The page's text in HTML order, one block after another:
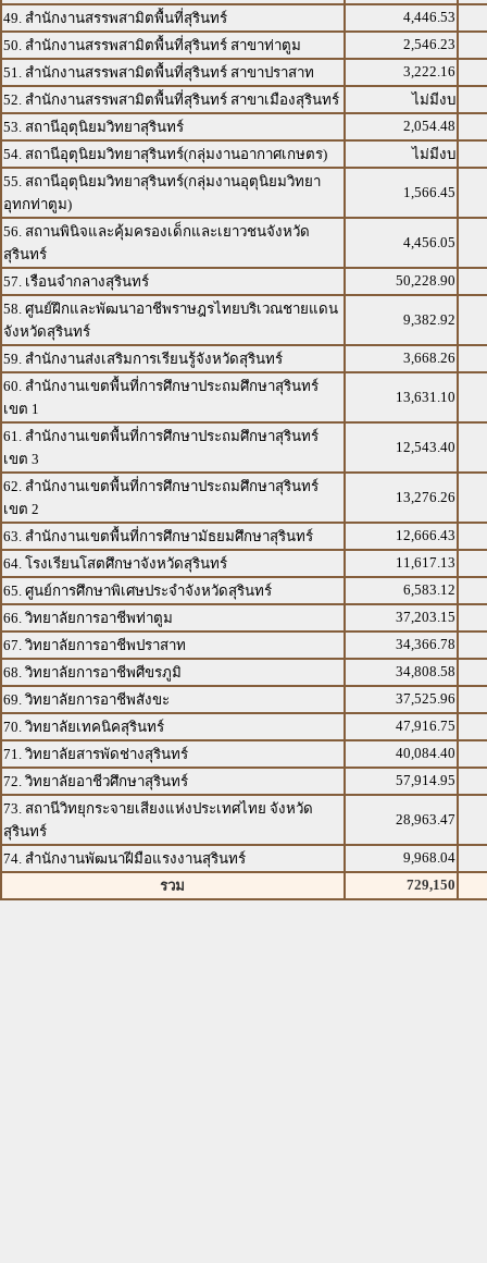
49. สำนักงานสรรพสามิตพื้นที่สุรินทร์
4,446.53
50. สำนักงานสรรพสามิตพื้นที่สุรินทร์ สาขาท่าตูม
2,546.23
51. สำนักงานสรรพสามิตพื้นที่สุรินทร์ สาขาปราสาท
3,222.16
52. สำนักงานสรรพสามิตพื้นที่สุรินทร์ สาขาเมืองสุรินทร์
ไม่มีงบ
53. สถานีอุตุนิยมวิทยาสุรินทร์
2,054.48
54. สถานีอุตุนิยมวิทยาสุรินทร์(กลุ่มงานอากาศเกษตร)
ไม่มีงบ
55. สถานีอุตุนิยมวิทยาสุรินทร์(กลุ่มงานอุตุนิยมวิทยา
อุทกท่าตูม)
1,566.45
56. สถานพินิจและคุ้มครองเด็กและเยาวชนจังหวัด
สุรินทร์
4,456.05
57. เรือนจำกลางสุรินทร์
50,228.90
58. ศูนย์ฝึกและพัฒนาอาชีพราษฎรไทยบริเวณชายแดน
จังหวัดสุรินทร์
9,382.92
59. สำนักงานส่งเสริมการเรียนรู้จังหวัดสุรินทร์
3,668.26
60. สำนักงานเขตพื้นที่การศึกษาประถมศึกษาสุรินทร์
เขต 1
13,631.10
61. สำนักงานเขตพื้นที่การศึกษาประถมศึกษาสุรินทร์
เขต 3
12,543.40
62. สำนักงานเขตพื้นที่การศึกษาประถมศึกษาสุรินทร์
เขต 2
13,276.26
63. สำนักงานเขตพื้นที่การศึกษามัธยมศึกษาสุรินทร์
12,666.43
64. โรงเรียนโสตศึกษาจังหวัดสุรินทร์
11,617.13
65. ศูนย์การศึกษาพิเศษประจำจังหวัดสุรินทร์
6,583.12
66. วิทยาลัยการอาชีพท่าตูม
37,203.15
67. วิทยาลัยการอาชีพปราสาท
34,366.78
68. วิทยาลัยการอาชีพศีขรภูมิ
34,808.58
69. วิทยาลัยการอาชีพสังขะ
37,525.96
70. วิทยาลัยเทคนิคสุรินทร์
47,916.75
71. วิทยาลัยสารพัดช่างสุรินทร์
40,084.40
72. วิทยาลัยอาชีวศึกษาสุรินทร์
57,914.95
73. สถานีวิทยุกระจายเสียงแห่งประเทศไทย จังหวัด
สุรินทร์
28,963.47
74. สำนักงานพัฒนาฝีมือแรงงานสุรินทร์
9,968.04
รวม
729,150